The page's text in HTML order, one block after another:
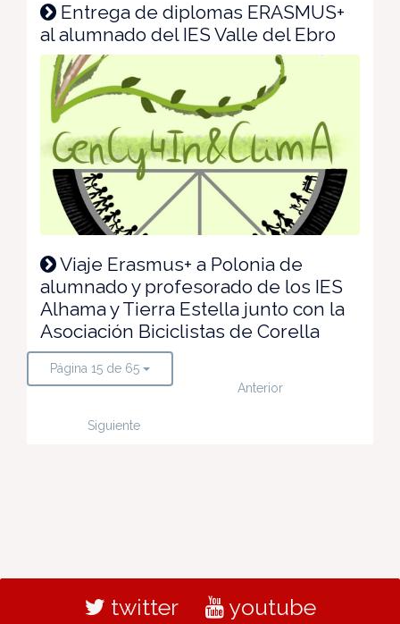
Entrega de diplomas ERASMUS+
al alumnado del IES Valle del Ebro
Viaje Erasmus+ a Polonia de
alumnado y profesorado de los IES
Alhama y Tierra Estella junto con la
Asociación Biciclistas de Corella
Página 15 de 65
Anterior
Siguiente
twitter youtube